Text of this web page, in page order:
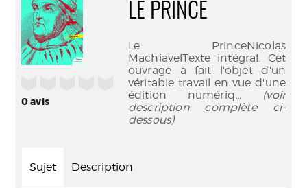
0avis
LE PRINCE
Le PrinceNicolas
MachiavelTexte intégral. Cet
ouvrage a fait l'objet d'un
véritable travail en vue d'une
édition numériq... (voir
description complète ci-
dessous)
Sujet Description